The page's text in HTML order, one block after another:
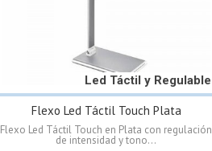
Led Táctil y Regulable
Flexo Led Táctil Touch Plata
Flexo Led Táctil Touch en Plata con regulación
de intensidad y tono...